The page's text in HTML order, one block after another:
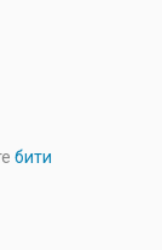
бити